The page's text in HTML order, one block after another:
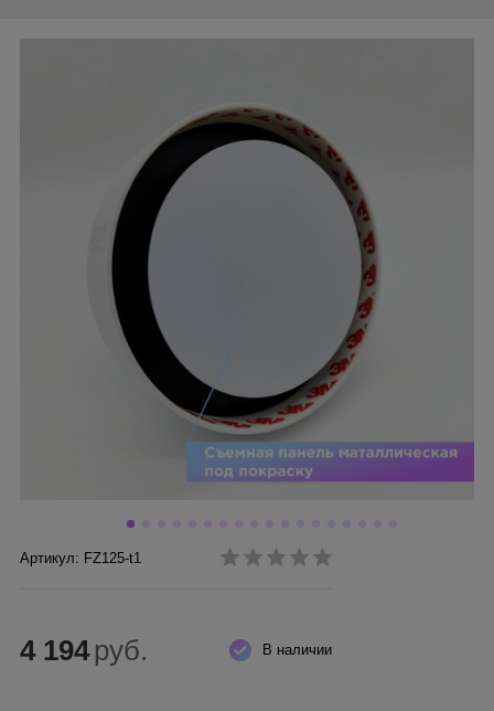
Артикул: FZ125-t1
В наличии
4 194 руб.